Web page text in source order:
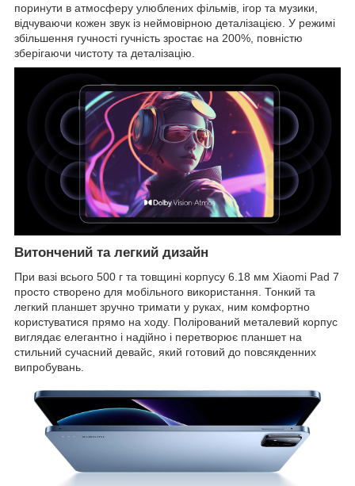
поринути в атмосферу улюблених фільмів, ігор та музики,
відчуваючи кожен звук із неймовірною деталізацією. У режимі
збільшення гучності гучність зростає на 200%, повністю
зберігаючи чистоту та деталізацію.
Витончений та легкий дизайн
При вазі всього 500 г та товщині корпусу 6.18 мм Xiaomi Pad 7
просто створено для мобільного використання. Тонкий та
легкий планшет зручно тримати у руках, ним комфортно
користуватися прямо на ходу. Полірований металевий корпус
виглядає елегантно і надійно і перетворює планшет на
стильний сучасний девайс, який готовий до повсякденних
випробувань.